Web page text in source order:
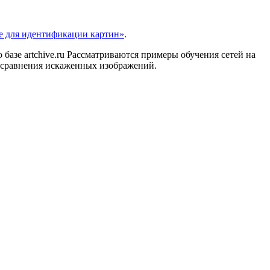
для идентификации картин».
artchive.ru Рассматриваются примеры обучения сетей на
искаженных изображений.